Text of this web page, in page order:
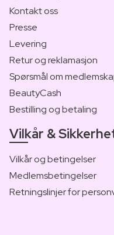
Kontakt oss
Presse
Levering
Retur og reklamasjon
Spørsmål om
BeautyCash
Bestilling og betaling
Vilkår &
Vilkår og betingelser
Medlemsbetingelser
Retningslinjer for